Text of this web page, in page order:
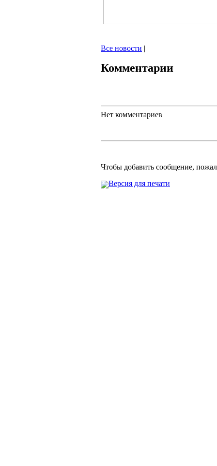
Все новости |
Комментарии
Нет комментариев
Чтобы добавить сообщение,
Версия для печати